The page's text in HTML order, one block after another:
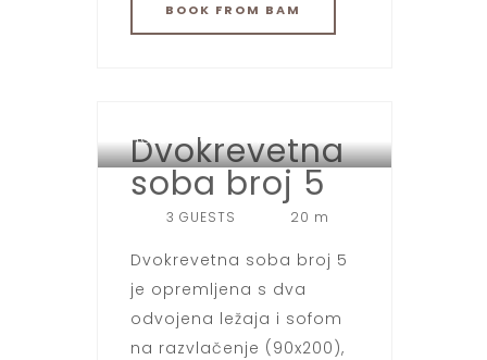
BOOK FROM BAM
HOTEL SPORT JAHORINA
Dvokrevetna
soba broj 5
3 GUESTS 20 m
Dvokrevetna soba broj 5
je opremljena s dva
odvojena ležaja i sofom
na razvlačenje (90x200),